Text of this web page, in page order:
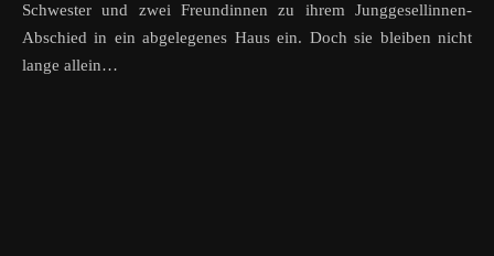
Schwester und zwei Freundinnen zu ihrem Junggesellinnen-
Abschied in ein abgelegenes Haus ein. Doch sie bleiben nicht
lange allein…